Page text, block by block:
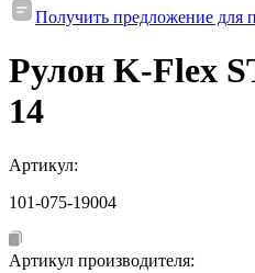
Получить предложение для
Рулон K-Flex
14
Артикул:
101-075-19004
Артикул производителя: